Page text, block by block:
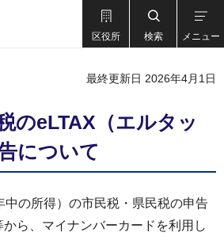
区役所 検索 メニュー
最終更新日 2026年4月1日
のeLTAX（エルタッ
について
中の所得）の市民税・県民税の申告
ら、マイナンバーカードを利用し